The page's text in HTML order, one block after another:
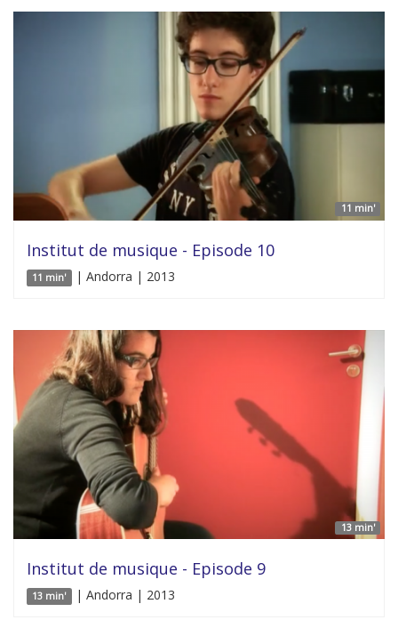
11 min'
Institut de musique - Episode 10
11 min' | Andorra | 2013
13 min'
Institut de musique - Episode 9
13 min' | Andorra | 2013